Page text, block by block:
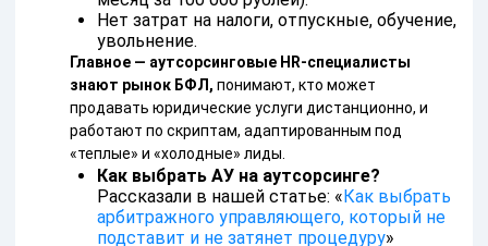
Нет затрат на налоги, отпускные, обучение,
увольнение.
Главное — аутсорсинговые HR-специалисты
знают рынок БФЛ, понимают, кто может
продавать юридические услуги дистанционно, и
работают по скриптам, адаптированным под
«теплые» и «холодные» лиды.
Как выбрать АУ на аутсорсинге?
Рассказали в нашей статье: «Как выбрать
арбитражного управляющего, который не
подставит и не затянет процедуру»